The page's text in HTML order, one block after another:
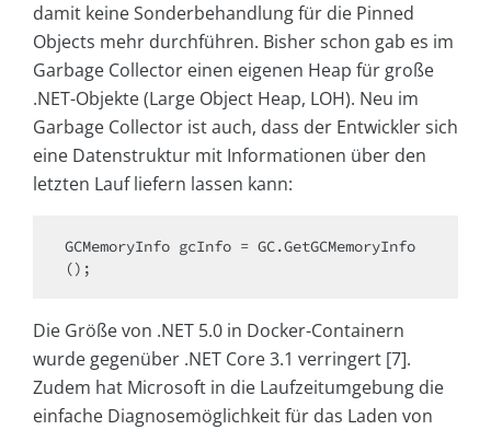
damit keine Sonderbehandlung für die Pinned
Objects mehr durchführen. Bisher schon gab es im
Garbage Collector einen eigenen Heap für große
.NET-Objekte (Large Object Heap, LOH). Neu im
Garbage Collector ist auch, dass der Entwickler sich
eine Datenstruktur mit Informationen über den
letzten Lauf liefern lassen kann:
GCMemoryInfo gcInfo = GC.GetGCMemoryInfo
();
Die Größe von .NET 5.0 in Docker-Containern
wurde gegenüber .NET Core 3.1 verringert [7].
Zudem hat Microsoft in die Laufzeitumgebung die
einfache Diagnosemöglichkeit für das Laden von